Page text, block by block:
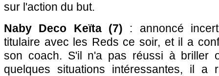
sur l'action du but.
Naby Deco Keïta (7) : annoncé
titulaire avec les Reds ce soir, et il a
son coach. S'il n'a pas réussi à briller
quelques situations intéressantes, il a